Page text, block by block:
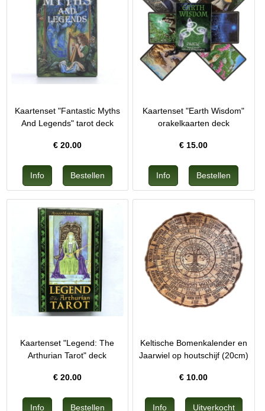
Kaartenset "Fantastic Myths
And Legends" tarot deck
€ 20.00
Kaartenset "Earth Wisdom"
orakelkaarten deck
€ 15.00
Kaartenset "Legend: The
Arthurian Tarot" deck
€ 20.00
Keltische Bomenkalender en
Jaarwiel op houtschijf (20cm)
€10.00